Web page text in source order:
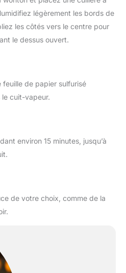
légèrement les bords de
les côtés vers le centre pour
le dessus ouvert.
feuille de papier sulfurisé
cuit-vapeur.
environ 15 minutes, jusqu’à
de votre choix, comme de la